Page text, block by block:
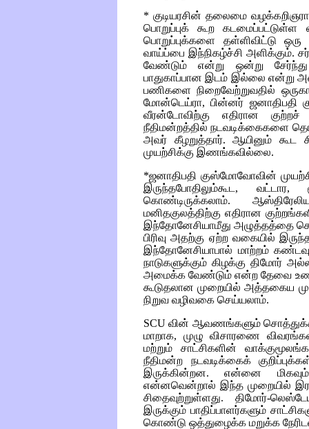
* குடியரசின் தலைமை
பொறுப்புக் கூற
பொறுப்புக்களை தள்ளிவிட்டு
வாய்ப்பை இந்நிகழ்ச்சி அளிக்கும்.
வேண்டும் என்று ஒன்று சேர்ந்து
பாதுகாப்பான இடம் இல்லை என்று
பணிகளை நிறைவேற்றுவதில்
மோன்டெய்ரா, பின்னர் ஜனாதிபதி
வீரன்டோவிற்கு எதிரான
நீதிமன்றத்தில் நடவடிக்கைகளை
அவர் கீழறுத்தார். ஆயினும் கூட
முயற்சிக்கு இணங்கவில்லை.
*ஜனாதிபதி குஸ்மோவோவின்
இருந்தபோதிலும்கூட,
கொண்டிருக்கலாம்.
மனிதகுலத்திற்கு எதிரான
இந்தோனேசியாமீது அழுத்தத்தை
பிரிவு அதற்கு ஏற்ற வகையில்
இந்தோனேசியாபால் மாற்றம்
நாடுகளுக்கும் கிழக்கு திமோர்
அமைக்க வேண்டும் என்ற தேவை
கூடுதலான முறையில் அத்தகைய
நிறுவ வழிவகை செய்யலாம்.
SCUவின் ஆவணங்களும்
மாறாக, முழு விசாரணை
மற்றும் சாட்சிகளின்
நீதிமன்ற நடவடிக்கைக்
இருக்கின்றன. என்னை மிகவும்
என்னவென்றால் இந்த முறையில்
சிதைவுற்றுள்ளது. திமோர்-
இருக்கும் பாதிப்பாளர்களும்
கொண்டு ஒத்துழைக்க மறுக்க